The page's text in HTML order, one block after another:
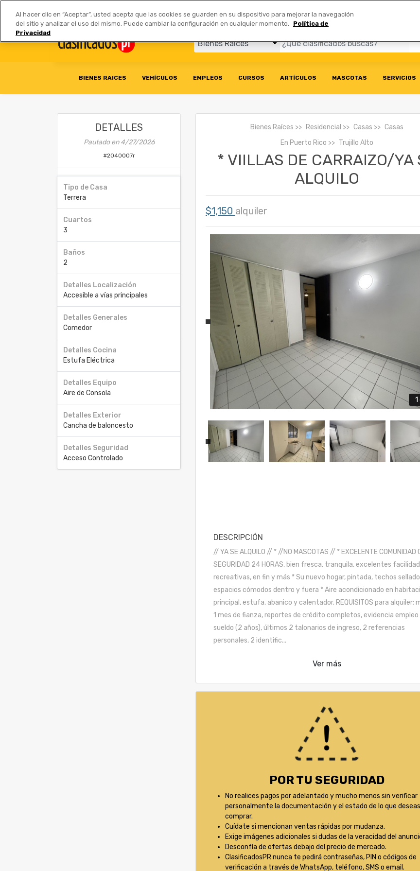
Anúnciate | Tarifas Socios Comerciales
BIENES RAICES VEHÍCULOS EMPLEOS CURSOS ARTÍCULOS MASCOTAS SERVICIOS
DETALLES
Pautado en4/27/2026
#2040007r
Tipo de Casa
Terrera
Cuartos
3
Baños
2
Detalles Localización
Accesible a vías principales
Detalles Generales
Comedor
Detalles Cocina
Estufa Eléctrica
Detalles Equipo
Aire de Consola
Detalles Exterior
Cancha de baloncesto
Detalles Seguridad
Acceso Controlado
Bienes Raíces Residencial Casas
Casas
En Puerto Rico Trujillo Alto
* VIILLAS DE CARRAIZO/YA
ALQUILO
$1,150 alquiler
1
DESCRIPCIÓN
// YA SE ALQUILO // * //NO MASCOTAS // * EXCELENTE COMUNIDAD
SEGURIDAD 24 HORAS, bien fresca, tranquila, excelentes
recreativas, en fin y más * Su nuevo hogar, pintada, techos
espacios cómodos dentro y fuera * Aire acondicionado en
principal, estufa, abanico y calentador. REQUISITOS para alquiler;
1 mes de fianza, reportes de crédito completos, evidencia empleo
sueldo (2 años), últimos 2 talonarios de ingreso, 2 referencias
personales, 2 identific...
Ver más
POR TU SEGURIDAD
No realices pagos por adelantado y mucho menos sin verificar
personalmente la documentación y el estado de lo que deseas
comprar.
Cuídate si mencionan ventas rápidas por mudanza.
Exige imágenes adicionales si dudas de la veracidad del
Desconfía de ofertas debajo del precio de mercado.
ClasificadosPR nunca te pedirá contraseñas, PIN o códigos de
verificación a través de WhatsApp, teléfono, SMS o email.
Al hacer clic en “Aceptar”, usted acepta que las cookies se guarden en su dispositivo para mejorar la navegación
del sitio y analizar el uso del mismo. Puede cambiar la configuración en cualquier momento.
Política de
Privacidad